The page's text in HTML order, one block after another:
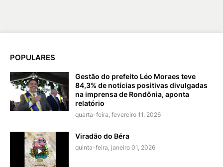
POPULARES
Gestão do prefeito Léo Moraes teve
84,3% de notícias positivas divulgadas
na imprensa de Rondônia, aponta
relatório
quarta-feira, fevereiro 11, 2026
Viradão do Béra
quinta-feira, janeiro 01, 2026